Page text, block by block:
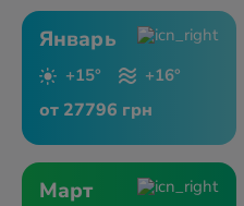
Январь
+15° +16°
от 27796 грн
Март